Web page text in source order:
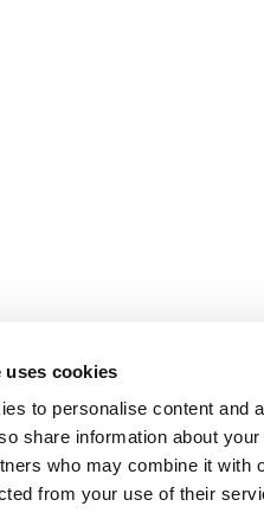
uses cookies
to personalise content and
share information about
who may combine it with
from your use of their